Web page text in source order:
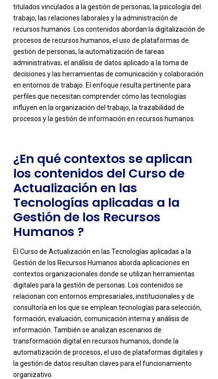
titulados vinculados a la gestión de personas, la psicología del
trabajo, las relaciones laborales y la administración de
recursos humanos. Los contenidos abordan la digitalización de
procesos de recursos humanos, el uso de plataformas de
gestión de personas, la automatización de tareas
administrativas, el análisis de datos aplicado a la toma de
decisiones y las herramientas de comunicación y colaboración
en entornos de trabajo. El enfoque resulta pertinente para
perfiles que necesitan comprender cómo las tecnologías
influyen en la organización del trabajo, la trazabilidad de
procesos y la gestión de información en recursos humanos.
-
¿En qué contextos se aplican
los contenidos del Curso de
Actualización en las
Tecnologías aplicadas a la
Gestión de los Recursos
Humanos ?
El Curso de Actualización en las Tecnologías aplicadas a la
Gestión de los Recursos Humanos aborda aplicaciones en
contextos organizacionales donde se utilizan herramientas
digitales para la gestión de personas. Los contenidos se
relacionan con entornos empresariales, institucionales y de
consultoría en los que se emplean tecnologías para selección,
formación, evaluación, comunicación interna y análisis de
información. También se analizan escenarios de
transformación digital en recursos humanos, donde la
automatización de procesos, el uso de plataformas digitales y
la gestión de datos resultan claves para el funcionamiento
organizativo.
-